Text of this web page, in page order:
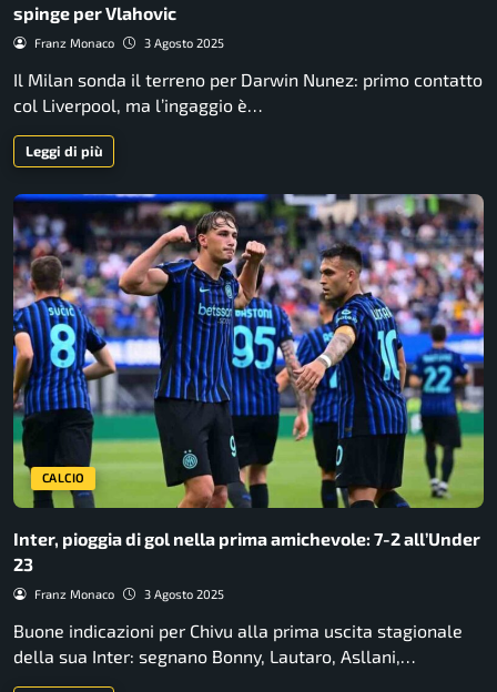
spinge per Vlahovic
Franz Monaco 3 Agosto 2025
Il Milan sonda il terreno per Darwin Nunez: primo contatto
col Liverpool, ma l’ingaggio è…
Leggi di più
CALCIO
Inter, pioggia di gol nella prima amichevole: 7-2 all’Under
23
Franz Monaco 3 Agosto 2025
Buone indicazioni per Chivu alla prima uscita stagionale
della sua Inter: segnano Bonny, Lautaro, Asllani,…